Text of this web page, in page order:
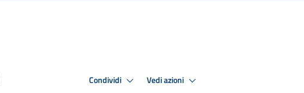
Condividi Vedi azioni